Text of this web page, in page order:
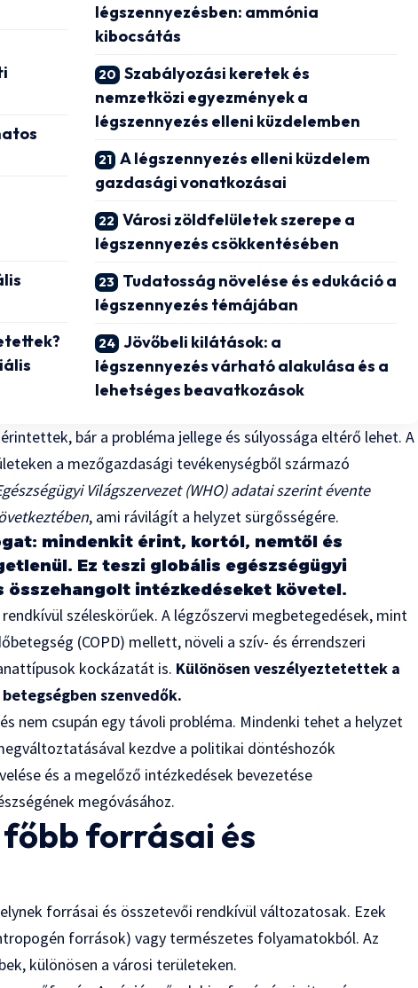
légszennyezésben: ammónia
kibocsátás
Szabályozási keretek és
nemzetközi egyezmények a
légszennyezés elleni küzdelemben
A légszennyezés elleni küzdelem
gazdasági vonatkozásai
Városi zöldfelületek szerepe a
légszennyezés csökkentésében
Tudatosság növelése és edukáció a
légszennyezés témájában
Jövőbeli kilátások: a
légszennyezés várható alakulása és a
lehetséges beavatkozások
bár a probléma jellege és súlyossága eltérő lehet. A
a mezőgazdasági tevékenységből származó
Világszervezet (WHO) adatai szerint évente
, ami rávilágít a helyzet sürgősségére.
mindenkit érint, kortól, nemtől és
Ez teszi globális egészségügyi
összehangolt intézkedéseket követel.
széleskörűek. A légzőszervi megbetegedések, mint
(COPD) mellett, növeli a szív- és érrendszeri
kockázatát is. Különösen veszélyeztetettek a
szenvedők.
nem csupán egy távoli probléma. Mindenki tehet a helyzet
kezdve a politikai döntéshozók
és a megelőző intézkedések bevezetése
megóvásához.
főbb forrásai és
forrásai és összetevői rendkívül változatosak. Ezek
források) vagy természetes folyamatokból. Az
különösen a városi területeken.